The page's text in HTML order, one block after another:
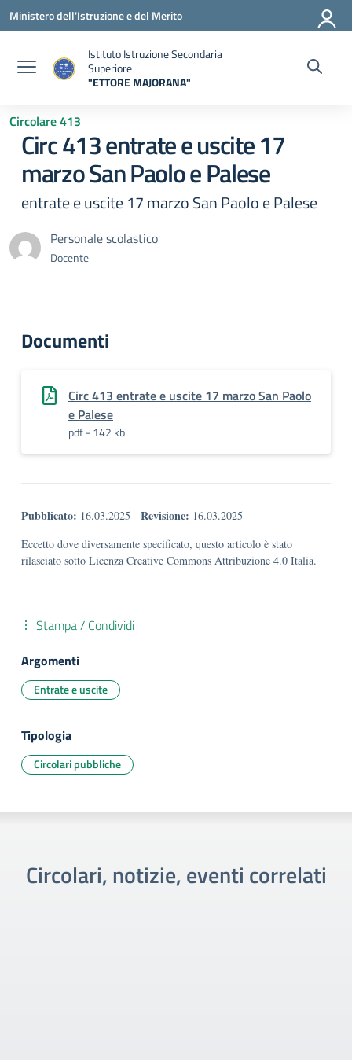
Vai ai contenuti
Vai al menu di navigazione
Vai al footer
Ministero dell'Istruzione e del Merito
Istituto Istruzione Secondaria
Superiore
"ETTORE MAJORANA"
Circolare 413
Circ 413 entrate e uscite 17
marzo San Paolo e Palese
entrate e uscite 17 marzo San Paolo e Palese
Personale scolastico
Docente
Documenti
Circ 413 entrate e uscite 17 marzo San Paolo
e Palese
pdf - 142 kb
Pubblicato: 16.03.2025 - Revisione: 16.03.2025
Eccetto dove diversamente specificato, questo articolo è stato
rilasciato sotto Licenza Creative Commons Attribuzione 4.0 Italia.
Stampa / Condividi
Argomenti
Entrate e uscite
Tipologia
Circolari pubbliche
Circolari, notizie, eventi correlati